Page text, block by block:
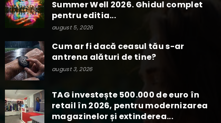
Summer Well 2026. Ghidul complet
pentru editia...
august 5, 2026
Cum ar fi dacă ceasul tău s-ar
antrena alături de tine?
august 3, 2026
TAG investește 500.000 de euro în
retail în 2026, pentru modernizarea
magazinelor și extinderea...